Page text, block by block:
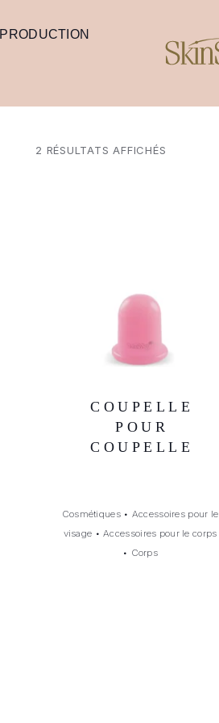
PRODUCTION
2 RÉSULTATS AFFICHÉS
COUPELLE
POUR
COUPELLE
Cosmétiques• Accessoires pour le
visage •Accessoires pour le corps
• Corps